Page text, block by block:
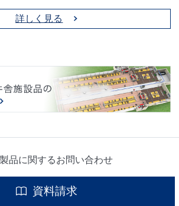
詳しく見る
品に関するお問い合わせ
資料請求